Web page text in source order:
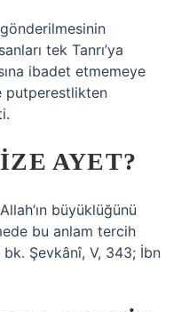
gönderilmesinin
tek Tanrı’ya
ibadet etmemeye
putperestlikten
AYET?
büyüklüğünü
bu anlam tercih
Şevkânî, V, 343; İbn